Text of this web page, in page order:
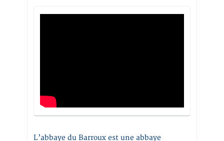
L’abbaye du Barroux est une abbaye